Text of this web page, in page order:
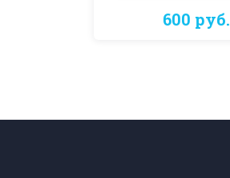
600 руб.